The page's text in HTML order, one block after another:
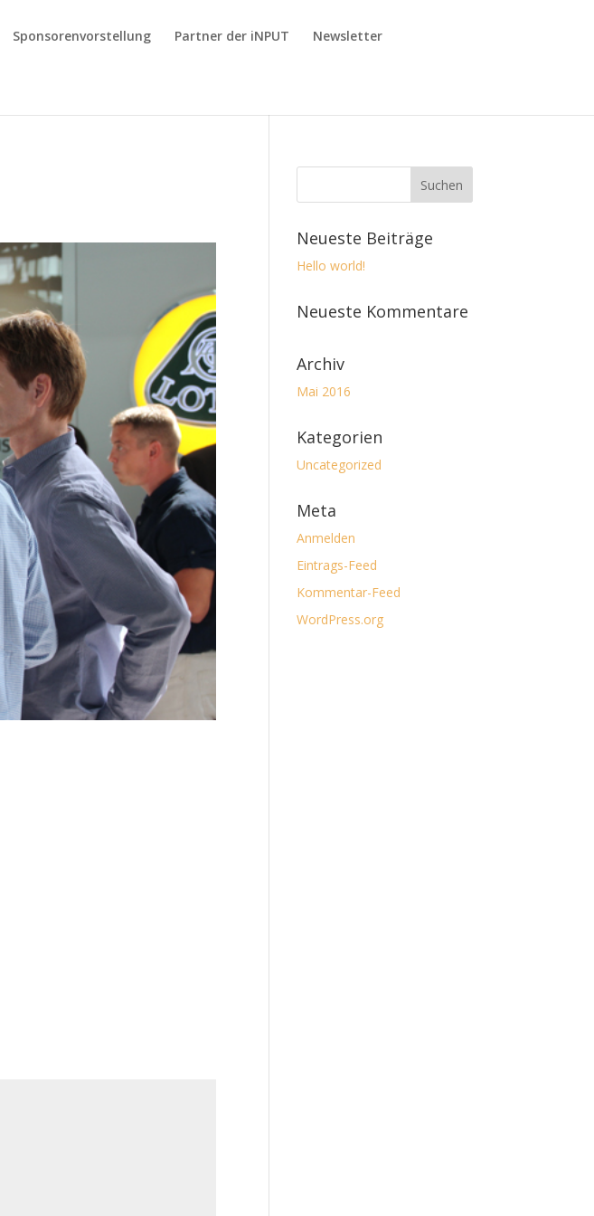
Sponsorenvorstellung Partner der iNPUT Newsletter
Neueste Beiträge
Hello world!
Neueste Kommentare
Archiv
Mai 2016
Kategorien
Uncategorized
Meta
Anmelden
Eintrags-Feed
Kommentar-Feed
WordPress.org